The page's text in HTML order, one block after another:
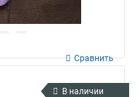
Сравнить
В наличии